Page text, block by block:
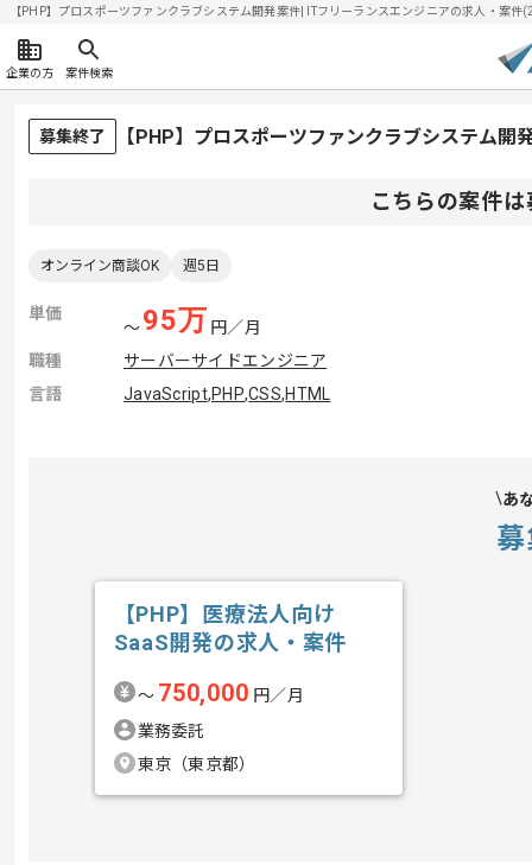
【PHP】プロスポーツファンクラブシステム開発案件| ITフリーランスエンジニアの求人・案
企業の方 案件検索
募集終了 【PHP】プロスポーツファンクラブシステム開
こちらの案件
オンライン商談OK 週5日
単価
〜95万 円／月
職種
サーバーサイドエンジニア
言語
JavaScript,PHP,CSS,HTML
あ
【PHP】医療法人向け
SaaS開発の求人・案件
〜 750,000 円／月
業務委託
東京（東京都）